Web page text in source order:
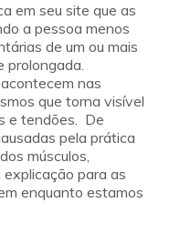
em seu site que as
a pessoa menos
de um ou mais
prolongada.
nas
que torna visível
e tendões. De
pela prática
músculos,
para as
enquanto estamos